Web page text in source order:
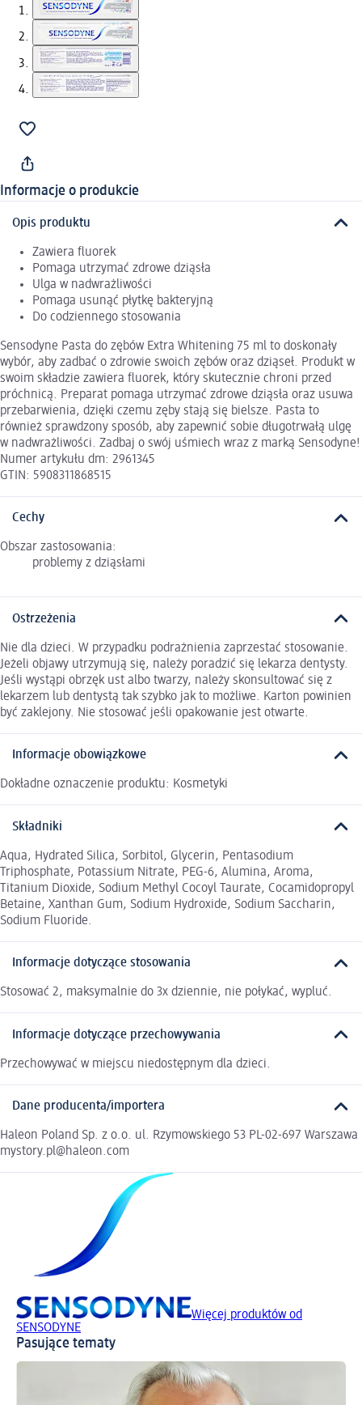
Informacje o produkcie
Opis produktu
Zawiera fluorek
Pomaga utrzymać zdrowe dziąsła
Ulga w nadwrażliwości
Pomaga usunąć płytkę bakteryjną
Do codziennego stosowania
Sensodyne Pasta do zębów Extra Whitening 75 ml to doskonały
wybór, aby zadbać o zdrowie swoich zębów oraz dziąseł. Produkt w
swoim składzie zawiera fluorek, który skutecznie chroni przed
próchnicą. Preparat pomaga utrzymać zdrowe dziąsła oraz usuwa
przebarwienia, dzięki czemu zęby stają się bielsze. Pasta to
również sprawdzony sposób, aby zapewnić sobie długotrwałą ulgę
w nadwrażliwości. Zadbaj o swój uśmiech wraz z marką Sensodyne!
Numer artykułu dm: 2961345
GTIN: 5908311868515
Cechy
Obszar zastosowania:
problemy z dziąsłami
Ostrzeżenia
Nie dla dzieci. W przypadku podrażnienia zaprzestać stosowanie.
Jeżeli objawy utrzymują się, należy poradzić się lekarza dentysty.
Jeśli wystąpi obrzęk ust albo twarzy, należy skonsultować się z
lekarzem lub dentystą tak szybko jak to możliwe. Karton powinien
być zaklejony. Nie stosować jeśli opakowanie jest otwarte.
Informacje obowiązkowe
Dokładne oznaczenie produktu: Kosmetyki
Składniki
Aqua, Hydrated Silica, Sorbitol, Glycerin, Pentasodium
Triphosphate, Potassium Nitrate, PEG-6, Alumina, Aroma,
Titanium Dioxide, Sodium Methyl Cocoyl Taurate, Cocamidopropyl
Betaine, Xanthan Gum, Sodium Hydroxide, Sodium Saccharin,
Sodium Fluoride.
Informacje dotyczące stosowania
Stosować 2, maksymalnie do 3x dziennie, nie połykać, wypluć.
Informacje dotyczące przechowywania
Przechowywać w miejscu niedostępnym dla dzieci.
Dane producenta/importera
Haleon Poland Sp. z o.o. ul. Rzymowskiego 53 PL-02-697 Warszawa
mystory.pl@haleon.com
Więcej produktów od
SENSODYNE
Pasujące tematy